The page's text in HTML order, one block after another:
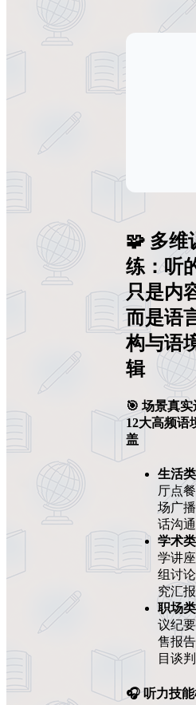
🧩 多维
练：听
只是内
而是语
构与语
辑
🎯 场景真实
12大高频语
盖
生活类
厅点
场广
话沟通
学术类
学讲
组讨
究汇报
职场类
议纪
售报
目谈判
🎧 听力技